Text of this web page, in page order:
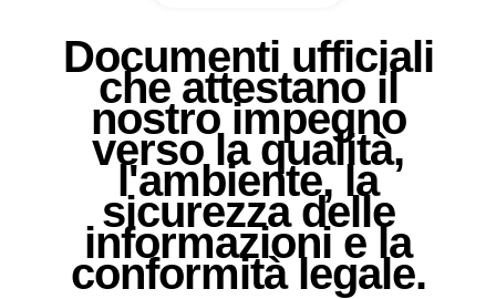
Documenti ufficiali
che attestano il
nostro impegno
verso la qualità,
l'ambiente, la
sicurezza delle
informazioni e la
conformità legale.